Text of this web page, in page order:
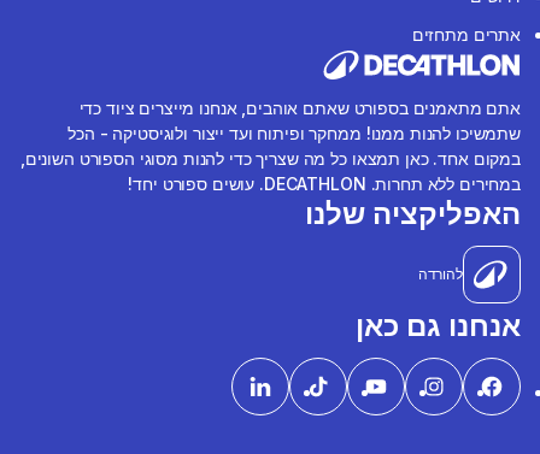
אתרים מתחזים
אתם מתאמנים בספורט שאתם אוהבים, אנחנו מייצרים ציוד כדי
שתמשיכו להנות ממנו! ממחקר ופיתוח ועד ייצור ולוגיסטיקה - הכל
במקום אחד. כאן תמצאו כל מה שצריך כדי להנות מסוגי הספורט השונים,
במחירים ללא תחרות. DECATHLON. עושים ספורט יחד!
האפליקציה שלנו
להורדה
אנחנו גם כאן